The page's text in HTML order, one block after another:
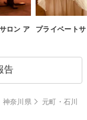
ロン ア
プライベート
告
神奈川県
元町・石川